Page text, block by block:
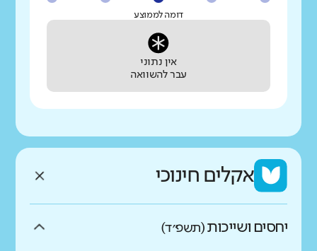
דומה לממוצע
אין נתוני
עבר להשוואה
אקלים חינוכי
יחסים ושייכות(תשפ״ד)